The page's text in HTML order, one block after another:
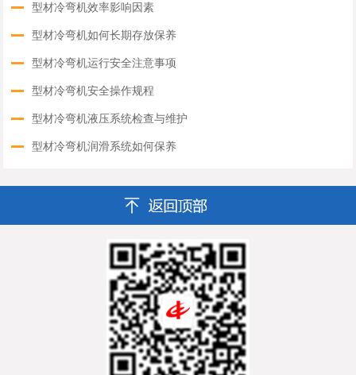
型材冷弯机效率影响因素
型材冷弯机如何长期存放保养
型材冷弯机运行安全注意事项
型材冷弯机安全操作规程
型材冷弯机液压系统检查与维护
型材冷弯机润滑系统如何保养